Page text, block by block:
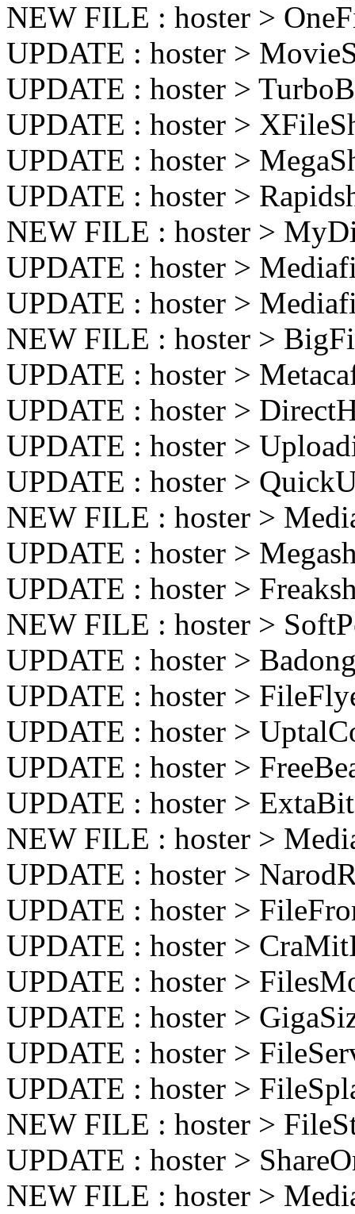
NEW FILE : hoster >
UPDATE : hoster >
UPDATE : hoster >
UPDATE : hoster >
UPDATE : hoster >
UPDATE : hoster >
NEW FILE : hoster >
UPDATE : hoster >
UPDATE : hoster >
NEW FILE : hoster >
UPDATE : hoster >
UPDATE : hoster >
UPDATE : hoster >
UPDATE : hoster >
NEW FILE : hoster >
UPDATE : hoster >
UPDATE : hoster >
NEW FILE : hoster >
UPDATE : hoster >
UPDATE : hoster >
UPDATE : hoster >
UPDATE : hoster >
UPDATE : hoster >
NEW FILE : hoster >
UPDATE : hoster >
UPDATE : hoster >
UPDATE : hoster >
UPDATE : hoster >
UPDATE : hoster >
UPDATE : hoster >
UPDATE : hoster >
NEW FILE : hoster >
UPDATE : hoster >
NEW FILE : hoster >